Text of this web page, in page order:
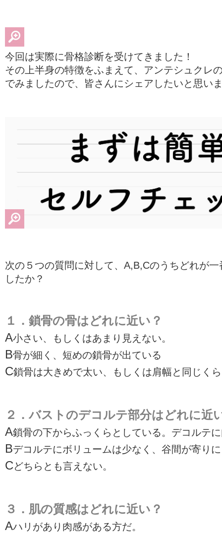
今回は実際に骨格診断を受けてきました！
その上半身の特徴をふまえて、アンテシュクレ
でみましたので、皆さんにシェアしたいと思い
次の５つの質問に対して、A,B,Cのうちどれが
したか？
１．鎖骨の骨はどれに近い？
A小さい、もしくはあまり見えない。
B骨が細く、短めの鎖骨が出ている
C鎖骨は大きめで太い、もしくは肩幅と同じく
２．バストのデコルテ部分はどれに近
A鎖骨の下からふっくらとしている。デコルテ
Bデコルテにボリュームは少なく、谷間が寄り
Cどちらとも言えない。
３．肌の質感はどれに近い？
Aハリがあり肉感がある方だ。